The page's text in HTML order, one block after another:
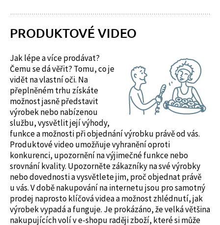
PRODUKTOVÉ VIDEO
Jak lépe a více prodávat?
Čemu se dá věřit? Tomu, co je
vidět na vlastní oči. Na
přeplněném trhu získáte
možnost jasně představit
výrobek nebo nabízenou
službu, vysvětlit její výhody,
funkce a možnosti při objednání výrobku právě od vás.
Produktové video umožňuje vyhranění oproti
konkurenci, upozornění na výjimečné funkce nebo
srovnání kvality. Upozorněte zákazníky na své výrobky
nebo dovednosti a vysvětlete jim, proč objednat právě
u vás. V době nakupování na internetu jsou pro samotný
prodej naprosto klíčová videa a možnost zhlédnutí, jak
výrobek vypadá a funguje. Je prokázáno, že velká většina
nakupujících volí v e-shopu raději zboží, které si může